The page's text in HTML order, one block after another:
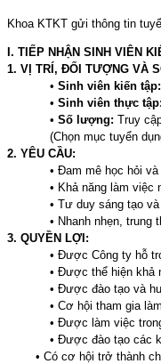
Khoa KTKT gửi thông tin
I. TIẾP NHẬN SINH VIÊN
1. VỊ TRÍ, ĐỐI TƯỢNG VÀ
• Sinh viên kiến tập:
• Sinh viên thực tập:
• Số lượng: Truy
(Chọn mục tuyển
2. YÊU CẦU:
• Đam mê học hỏi
• Khả năng làm việc
• Tư duy sáng tạo
• Nhanh nhẹn, trung
3. QUYỀN LỢI:
• Được Công ty hỗ
• Được thể hiện khả
• Được đào tạo và
• Cơ hội tham gia
• Được làm việc
• Được đào tạo các
• Có cơ hội trở thành